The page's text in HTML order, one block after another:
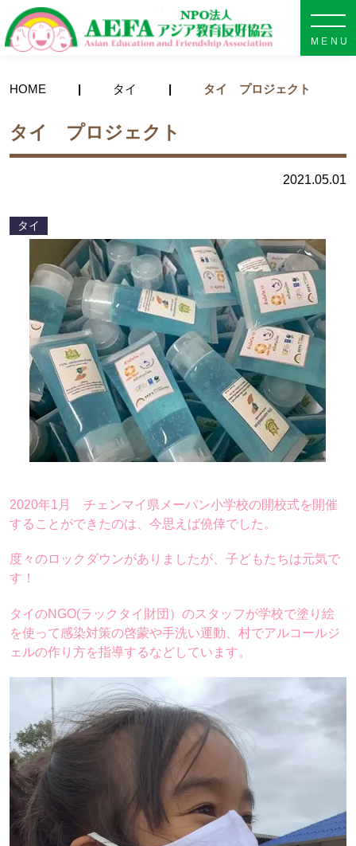
HOME タイ タイ プロジェクト
タイ プロジェクト
2021.05.01
タイ
2020年1月 チェンマイ県メーパン小学校の開校式を開催
することができたのは、今思えば僥倖でした。
度々のロックダウンがありましたが、子どもたちは元気で
す！
タイのNGO(ラックタイ財団）のスタッフが学校で塗り絵
を使って感染対策の啓蒙や手洗い運動、村でアルコールジ
ェルの作り方を指導するなどしています。